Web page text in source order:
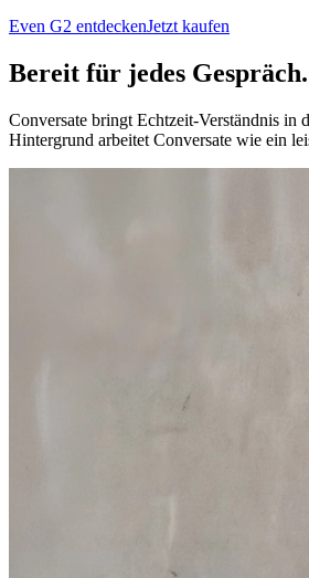
Even G2 entdeckenJetzt kaufen
Bereit für jedes Gespräch.
Conversate bringt Echtzeit-Verständnis in
Hintergrund arbeitet Conversate wie ein